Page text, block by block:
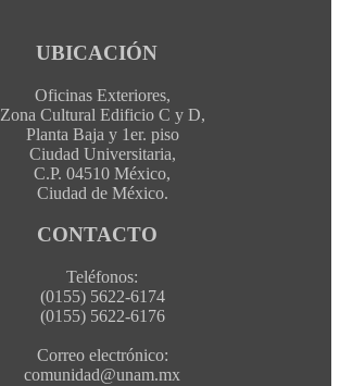
UBICACIÓN
Oficinas Exteriores,
Zona Cultural Edificio C y D,
Planta Baja y 1er. piso
Ciudad Universitaria,
C.P. 04510 México,
Ciudad de México.
CONTACTO
Teléfonos:
(0155) 5622-6174
(0155) 5622-6176
Correo electrónico:
comunidad@unam.mx